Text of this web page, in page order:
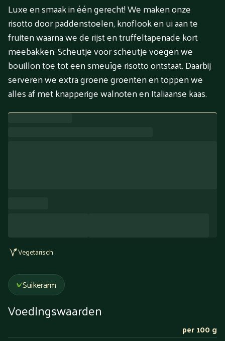
Luxe en smaak in één gerecht! We maken onze
risotto door paddenstoelen, knoflook en ui aan te
fruiten waarna we de rijst en truffeltapenade kort
meebakken. Scheutje voor scheutje voegen we
bouillon toe tot een smeuïge risotto ontstaat. Daarbij
serveren we extra groene groenten en toppen we
alles af met knapperige walnoten en Italiaanse kaas.
Vegetarisch
Suikerarm
Voedingswaarden
per 100 g